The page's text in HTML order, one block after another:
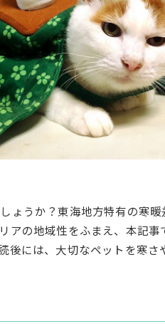
うか？東海地方特有の寒
の地域性をふまえ、本記
には、大切なペットを寒